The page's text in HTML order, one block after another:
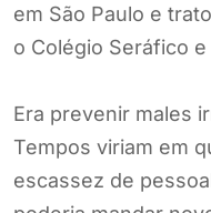
em São Paulo e
o Colégio Seráfico
Era prevenir males
Tempos viriam em
escassez de